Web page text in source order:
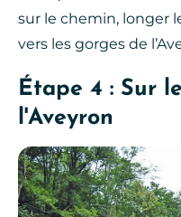
sur le chemin, longer
vers les gorges de
Étape 4 : Sur
l'Aveyron